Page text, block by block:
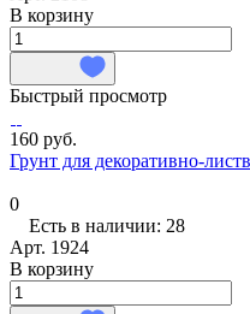
В корзину
Быстрый просмотр
160 руб.
Грунт для декоративно-
0
Есть в наличии: 28
Арт. 1924
В корзину